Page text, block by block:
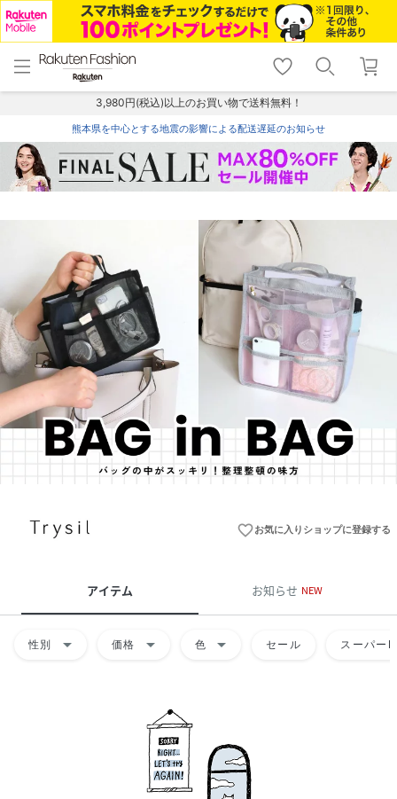
menu home
トップ
shopping_cart lock_outline
ログイン
3,980円(税込)以上のお買い物で送料無料！
熊本県を中心とする地震の影響による配送遅延のお知らせ
favorite_borderお気に入りショップに登録する
アイテム お知らせ NEW
性別 arrow_drop_down 価格 arrow_drop_down 色 arrow_drop_down セール スーパー